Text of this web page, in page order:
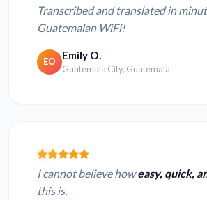
Transcribed and translated in
Guatemalan WiFi!
EO Emily O.
Guatemala City, Guatemala
I cannot believe howeasy, quick,
this is.